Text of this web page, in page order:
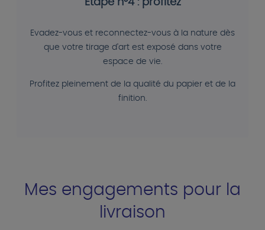
Etape n°4 : profitez
Evadez-vous et reconnectez-vous à la nature dès
que votre tirage d'art est exposé dans votre
espace de vie.
Profitez pleinement de la qualité du papier et de la
finition.
Mes engagements pour la
livraison